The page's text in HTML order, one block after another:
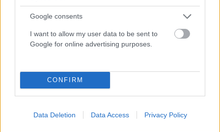
Google consents
I want to allow my user data to be sent to
Google for online advertising purposes.
CONFIRM
Data Deletion Data Access Privacy Policy
Νέα εποχή για τη ΔΕΘ: Το έργο των 204,6 εκατ. ευρώ